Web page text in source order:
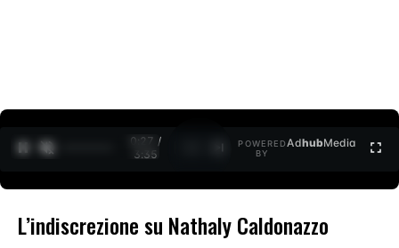
0:27 /
3:35
POWERED
BY
AdhubMedia
L’indiscrezione su Nathaly Caldonazzo